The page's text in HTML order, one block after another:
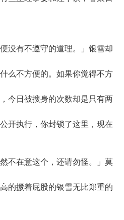
有不遵守的道理。」银雪却
么不方便的。如果你觉得不方
今日被搜身的次数却是只有两
开执行，你封锁了这里，现在
在意这个，还请勿怪。」莫
的撅着屁股的银雪无比郑重的